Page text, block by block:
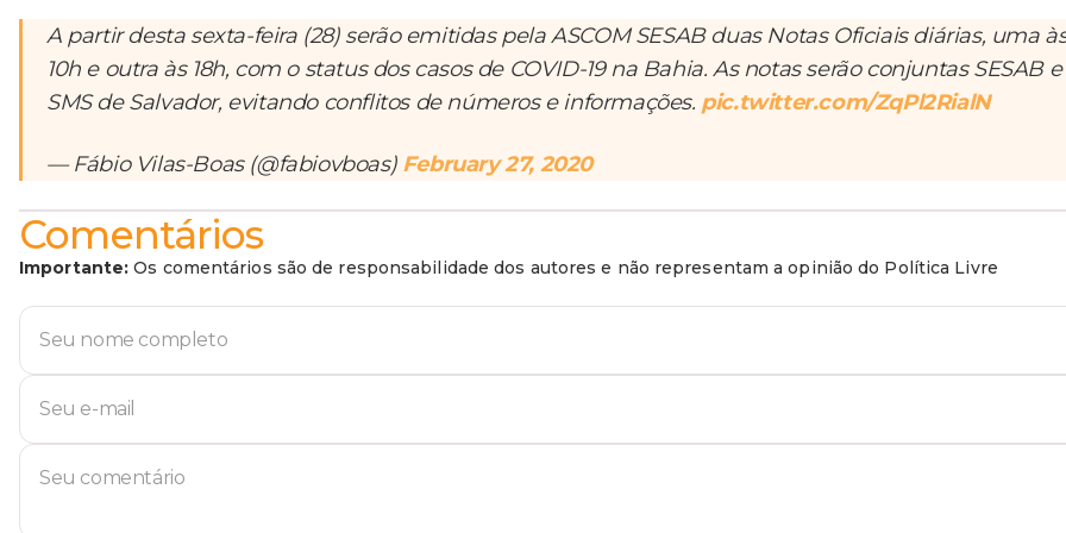
A partir desta sexta-feira (28) serão emitidas pela ASCOM SESAB duas Notas Oficiais diárias, uma
10h e outra às 18h, com o status dos casos de COVID-19 na Bahia. As notas serão conjuntas SESAB e
SMS de Salvador, evitando conflitos de números e informações. pic.twitter.com/ZqPl2RialN
— Fábio Vilas-Boas (@fabiovboas) February 27, 2020
Comentários
Importante: Os comentários são de responsabilidade dos autores e não representam a opinião do Política Livre